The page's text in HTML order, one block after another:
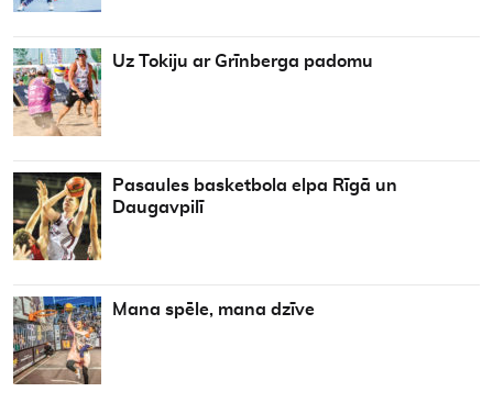
Uz Tokiju ar Grīnberga padomu
Pasaules basketbola elpa Rīgā un
Daugavpilī
Mana spēle, mana dzīve